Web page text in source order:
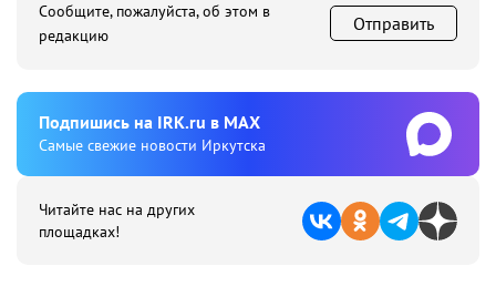
Сообщите, пожалуйста, об этом в
редакцию
Отправить
Подпишиcь на IRK.ru в MAX
Cамые свежие новости Иркутска
Читайте нас на других
площадках!